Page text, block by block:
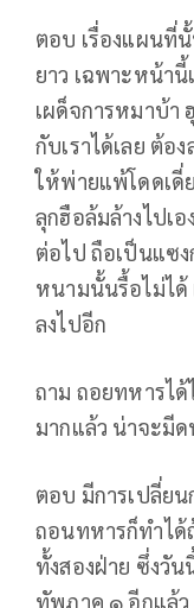
ตอบ เรื่องแผนที่
ยาว เฉพาะหน้านี้
เผด็จการหมาบ้า
กับเราได้เลย ต้อ
ให้พ่ายแพ้โดดเดี่
ลุกฮือล้มล้างไปเ
ต่อไป ถือเป็นแซ
หนามนั้นรื้อไม่ได้
ลงไปอีก
ถาม ถอยทหารไ
มากแล้ว น่าจะมี
ตอบ มีการเปลี่ยน
ถอนทหารก็ทำไ
ทั้งสองฝ่าย ซึ่งวัน
ทัพภาค ๑ อีกแล้ว